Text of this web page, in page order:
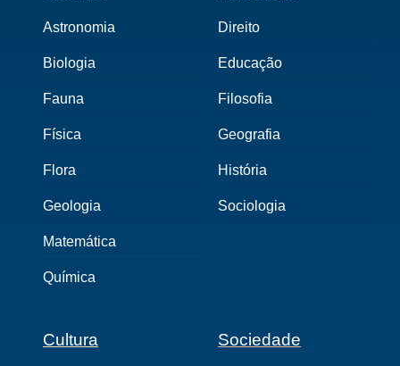
Astronomia
Biologia
Fauna
Física
Flora
Geologia
Matemática
Química
Direito
Educação
Filosofia
Geografia
História
Sociologia
Cultura Sociedade